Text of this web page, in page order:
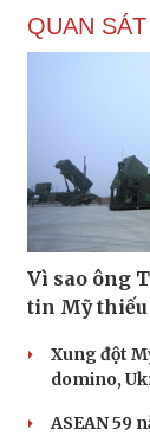
QUAN SÁT
Vì sao ông
tin Mỹ thiếu
Xung đột
domino,
ASEAN 59